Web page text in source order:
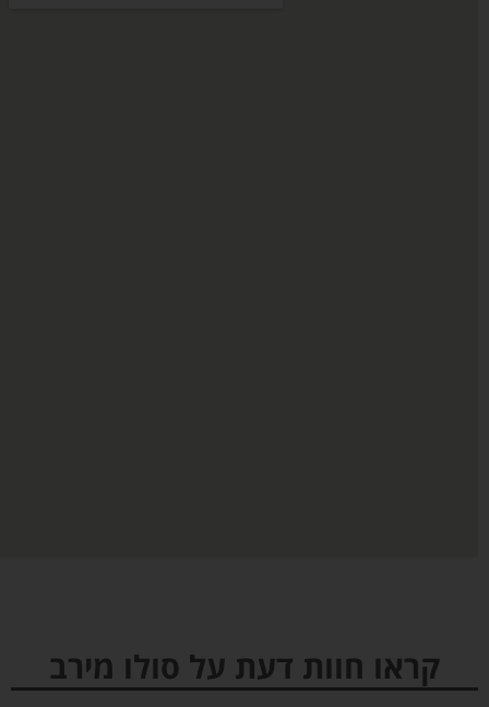
קראו חוות דעת על סולו מירב